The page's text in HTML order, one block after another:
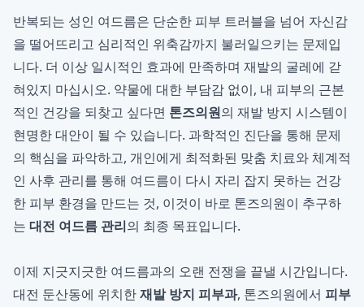
반복되는 성인 여드름은 단순한 피부 트러블을 넘어 자신감
을 떨어뜨리고 심리적인 위축감까지 불러일으키는 문제입
니다. 더 이상 일시적인 효과에 만족하며 재발의 굴레에 갇
혀있지 마십시오. 약물에 대한 부담감 없이, 내 피부의 근본
적인 건강을 되찾고 싶다면 톤즈의원의 재발 방지 시스템이
현명한 대안이 될 수 있습니다. 과학적인 진단을 통해 문제
의 핵심을 파악하고, 개인에게 최적화된 맞춤 치료와 체계적
인 사후 관리를 통해 여드름이 다시 자리 잡지 못하는 건강
한 피부 환경을 만드는 것, 이것이 바로 톤즈의원이 추구하
는 대전 여드름 관리의 최종 목표입니다.
이제 지긋지긋한 여드름과의 오랜 전쟁을 끝낼 시간입니다.
대전 둔산동에 위치한재발 방지 피부과, 톤즈의원에서 피부